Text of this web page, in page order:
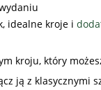
idealne kroje i
kroju, który
ją z klasycznymi